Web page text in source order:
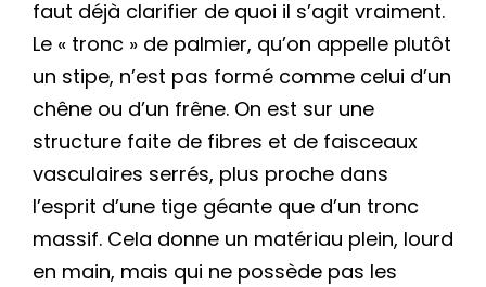
faut déjà clarifier de quoi il s’agit vraiment.
Le « tronc » de palmier, qu’on appelle plutôt
un stipe, n’est pas formé comme celui d’un
chêne ou d’un frêne. On est sur une
structure faite de fibres et de faisceaux
vasculaires serrés, plus proche dans
l’esprit d’une tige géante que d’un tronc
massif. Cela donne un matériau plein, lourd
en main, mais qui ne possède pas les